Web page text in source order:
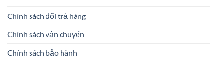
Chính sách đổi trả hàng
Chính sách vận chuyển
Chính sách bảo hành